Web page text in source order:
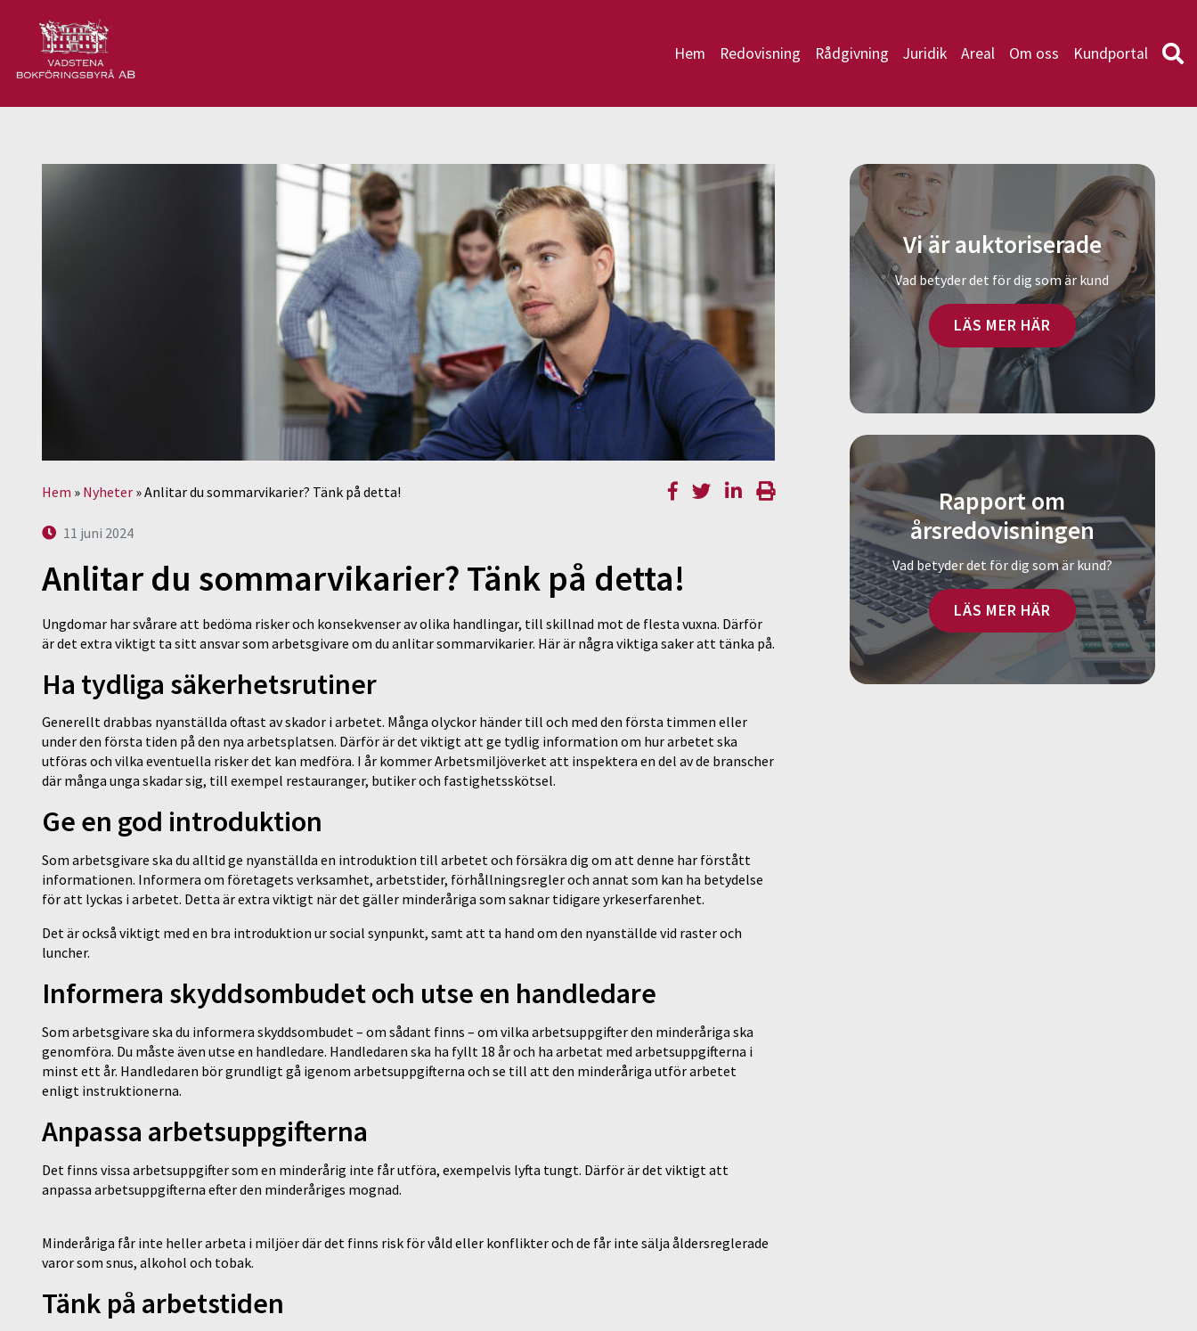
Hem Redovisning Rådgivning Juridik Areal Om oss Kundportal
Hem » Nyheter »Anlitar du sommarvikarier? Tänk på detta!
11 juni 2024
Anlitar du sommarvikarier? Tänk på detta!
Ungdomar har svårare att bedöma risker och konsekvenser av olika handlingar, till skillnad mot de flesta vuxna. Därför
är det extra viktigt ta sitt ansvar som arbetsgivare om du anlitar sommarvikarier. Här är några viktiga saker att tänka på.
Ha tydliga säkerhetsrutiner
Generellt drabbas nyanställda oftast av skador i arbetet. Många olyckor händer till och med den första timmen eller
under den första tiden på den nya arbetsplatsen. Därför är det viktigt att ge tydlig information om hur arbetet ska
utföras och vilka eventuella risker det kan medföra. I år kommer Arbetsmiljöverket att inspektera en del av de branscher
där många unga skadar sig, till exempel restauranger, butiker och fastighetsskötsel.
Ge en god introduktion
Som arbetsgivare ska du alltid ge nyanställda en introduktion till arbetet och försäkra dig om att denne har förstått
informationen. Informera om företagets verksamhet, arbetstider, förhållningsregler och annat som kan ha betydelse
för att lyckas i arbetet. Detta är extra viktigt när det gäller minderåriga som saknar tidigare yrkeserfarenhet.
Det är också viktigt med en bra introduktion ur social synpunkt, samt att ta hand om den nyanställde vid raster och
luncher.
Informera skyddsombudet och utse en handledare
Som arbetsgivare ska du informera skyddsombudet – om sådant finns – om vilka arbetsuppgifter den minderåriga ska
genomföra. Du måste även utse en handledare. Handledaren ska ha fyllt 18 år och ha arbetat med arbetsuppgifterna i
minst ett år. Handledaren bör grundligt gå igenom arbetsuppgifterna och se till att den minderåriga utför arbetet
enligt instruktionerna.
Anpassa arbetsuppgifterna
Det finns vissa arbetsuppgifter som en minderårig inte får utföra, exempelvis lyfta tungt. Därför är det viktigt att
anpassa arbetsuppgifterna efter den minderåriges mognad.
Minderåriga får inte heller arbeta i miljöer där det finns risk för våld eller konflikter och de får inte sälja åldersreglerade
varor som snus, alkohol och tobak.
Tänk på arbetstiden
Vi är auktoriserade
Vad betyder det för dig som är kund
LÄS MER HÄR
Rapport om
årsredovisningen
Vad betyder det för dig som är kund?
LÄS MER HÄR